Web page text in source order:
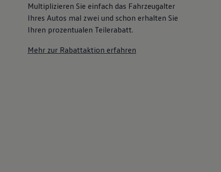
Multiplizieren Sie einfach das Fahrzeugalter
Ihres Autos mal zwei und schon erhalten Sie
Ihren prozentualen Teilerabatt.
Mehr zur Rabattaktion erfahren